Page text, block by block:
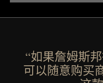
“如果詹姆斯
可以随意购买